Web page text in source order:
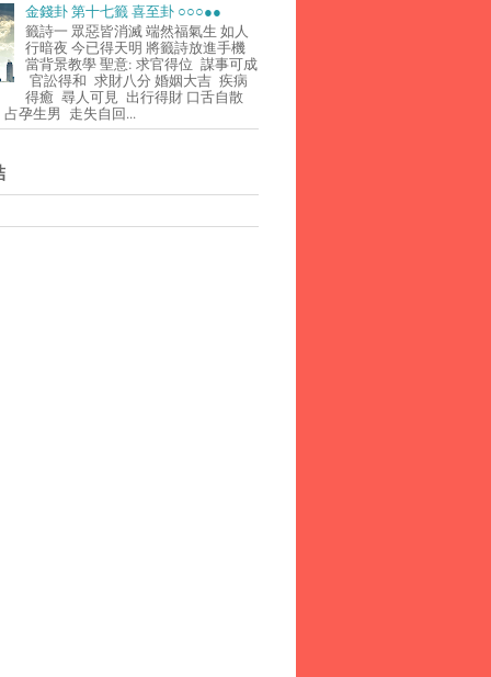
金錢卦 第十七籤 喜至卦 ○○○●●
籤詩一 眾惡皆消滅 端然福氣生 如人
行暗夜 今已得天明 將籤詩放進手機
當背景教學 聖意: 求官得位 謀事可成
官訟得和 求財八分 婚姻大吉 疾病
得癒 尋人可見 出行得財 口舌自散
孕生男 走失自回...